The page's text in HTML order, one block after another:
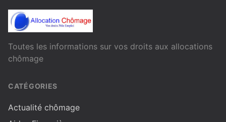
Toutes les informations sur vos droits aux allocations
chômage
CATÉGORIES
Actualité chômage